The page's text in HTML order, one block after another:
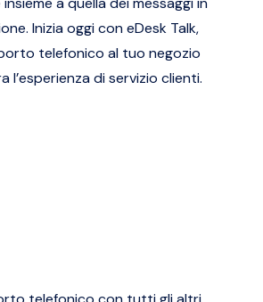
Inizia oggi con eDesk Talk,
telefonico al tuo negozio
l’esperienza di servizio clienti.